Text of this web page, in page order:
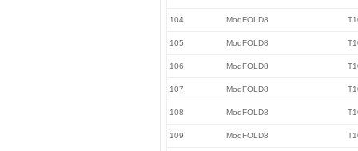
104. ModFOLD8
105. ModFOLD8
106. ModFOLD8
107. ModFOLD8
108. ModFOLD8
109. ModFOLD8